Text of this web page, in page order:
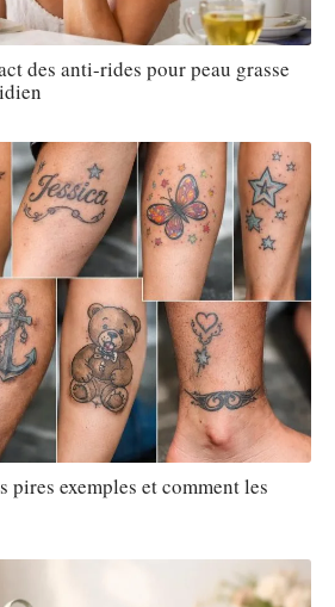
des anti-rides pour peau grasse
pires exemples et comment les